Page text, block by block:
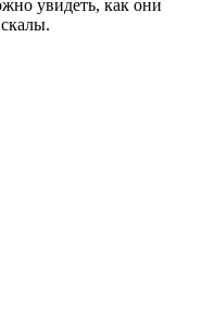
увидеть, как они